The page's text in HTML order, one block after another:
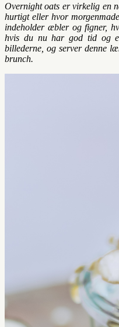
Overnight oats er virkelig en
hurtigt eller hvor
indeholder æbler og figner,
hvis du nu har god tid og
billederne, og server denne
brunch.